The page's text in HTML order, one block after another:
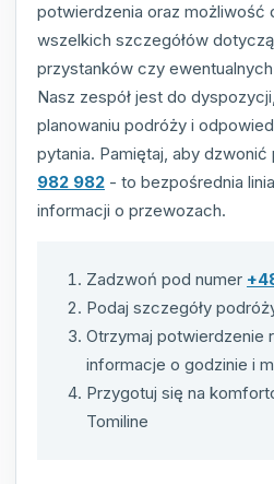
potwierdzenia oraz możliwość
wszelkich szczegółów
przystanków czy
Nasz zespół jest do
planowaniu podróży i
pytania. Pamiętaj, aby dzwonić
982 982 - to bezpośrednia
informacji o przewozach.
Zadzwoń pod numer
Podaj szczegóły
Otrzymaj potwierdzenie
informacje o godzinie i
Przygotuj się na
Tomiline